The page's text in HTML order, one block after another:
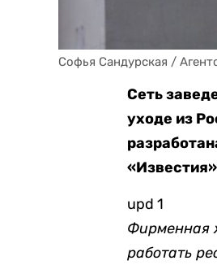
Софья Сандурская /
Сеть
уходе из
upd 1
Фирменная
работать